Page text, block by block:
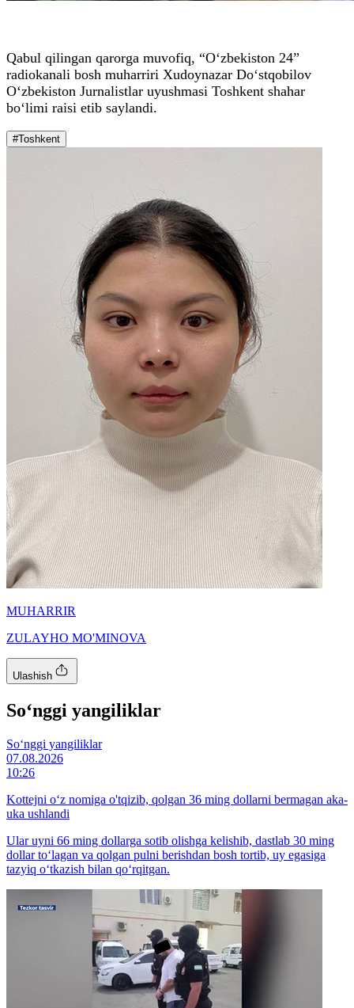
Qabul qilingan qarorga muvofiq, “O‘zbekiston 24”
radiokanali bosh muharriri Xudoynazar Do‘stqobilov
O‘zbekiston Jurnalistlar uyushmasi Toshkent shahar
bo‘limi raisi etib saylandi.
#Toshkent
MUHARRIR
ZULAYHO MO'MINOVA
Ulashish
So‘nggi yangiliklar
So‘nggi yangiliklar
07.08.2026
10:26
Kottejni o‘z nomiga o'tqizib, qolgan 36 ming dollarni bermagan aka-
uka ushlandi
Ular uyni 66 ming dollarga sotib olishga kelishib, dastlab 30 ming
dollar to‘lagan va qolgan pulni berishdan bosh tortib, uy egasiga
tazyiq o‘tkazish bilan qo‘rqitgan.